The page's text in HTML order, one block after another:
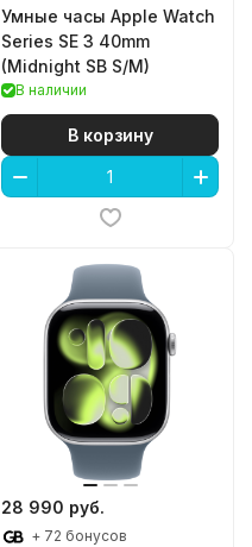
Умные часы Apple Watch
Series SE 3 40mm
(Midnight SB S/M)
В наличии
В корзину
28 990 руб.
+ 72 бонусов